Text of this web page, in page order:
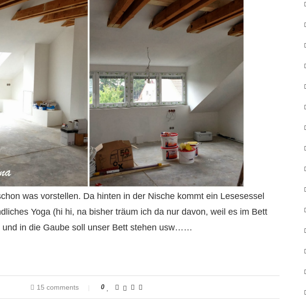
was vorstellen. Da hinten in der Nische kommt ein Lesesessel
Yoga (hi hi, na bisher träum ich da nur davon, weil es im Bett
und in die Gaube soll unser Bett stehen usw……
15 comments 0